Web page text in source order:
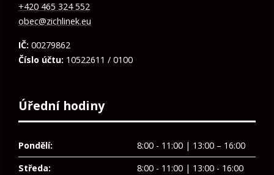
+420 465 324 552
obec@zichlinek.eu
IČ: 00279862
Číslo účtu: 10522611 / 0100
Úřední hodiny
Pondělí:
8:00 - 11:00 | 13:00 – 16:00
Středa:
8:00 - 11:00 | 13:00 - 16:00